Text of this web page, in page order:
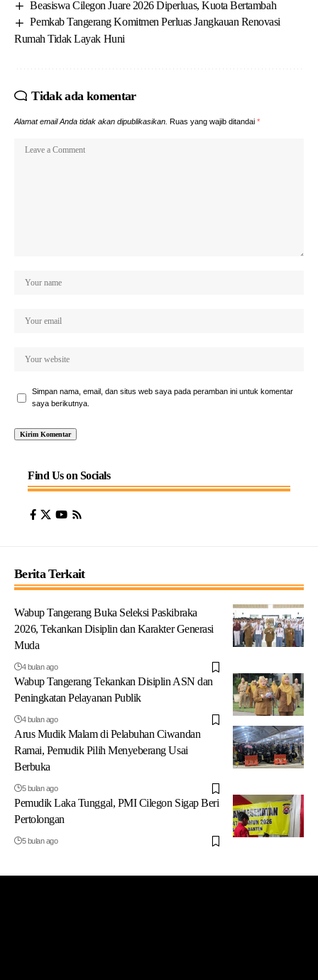
Beasiswa Cilegon Juare 2026 Diperluas, Kuota Bertambah
Pemkab Tangerang Komitmen Perluas Jangkauan Renovasi
Rumah Tidak Layak Huni
Tidak ada komentar
Alamat email Anda tidak akan dipublikasikan. Ruas yang wajib ditandai *
Simpan nama, email, dan situs web saya pada peramban ini untuk komentar
saya berikutnya.
Find Us on Socials
Berita Terkait
Wabup Tangerang Buka Seleksi Paskibraka
2026, Tekankan Disiplin dan Karakter Generasi
Muda
4 bulan ago
Wabup Tangerang Tekankan Disiplin ASN dan
Peningkatan Pelayanan Publik
4 bulan ago
Arus Mudik Malam di Pelabuhan Ciwandan
Ramai, Pemudik Pilih Menyeberang Usai
Berbuka
5 bulan ago
Pemudik Laka Tunggal, PMI Cilegon Sigap Beri
Pertolongan
5 bulan ago